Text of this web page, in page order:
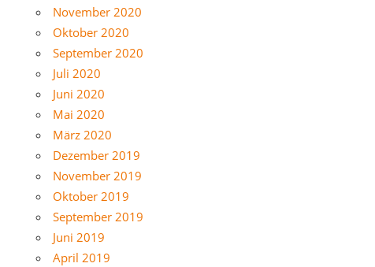
November 2020
Oktober 2020
September 2020
Juli 2020
Juni 2020
Mai 2020
März 2020
Dezember 2019
November 2019
Oktober 2019
September 2019
Juni 2019
April 2019